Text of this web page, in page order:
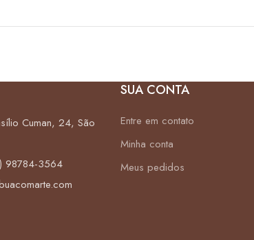
Cuman, 24, São
98784-3564
SUA CONTA
Entre em contato
Minha conta
Meus pedidos